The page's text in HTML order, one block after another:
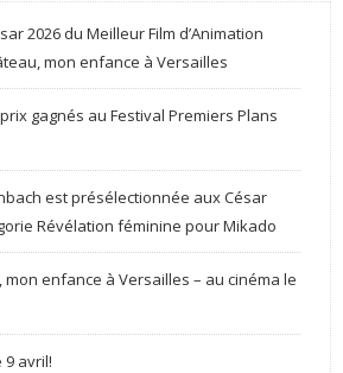
2026 du Meilleur Film d’Animation
mon enfance à Versailles
gagnés au Festival Premiers Plans
est présélectionnée aux César
Révélation féminine pour Mikado
mon enfance à Versailles – au cinéma le
avril!